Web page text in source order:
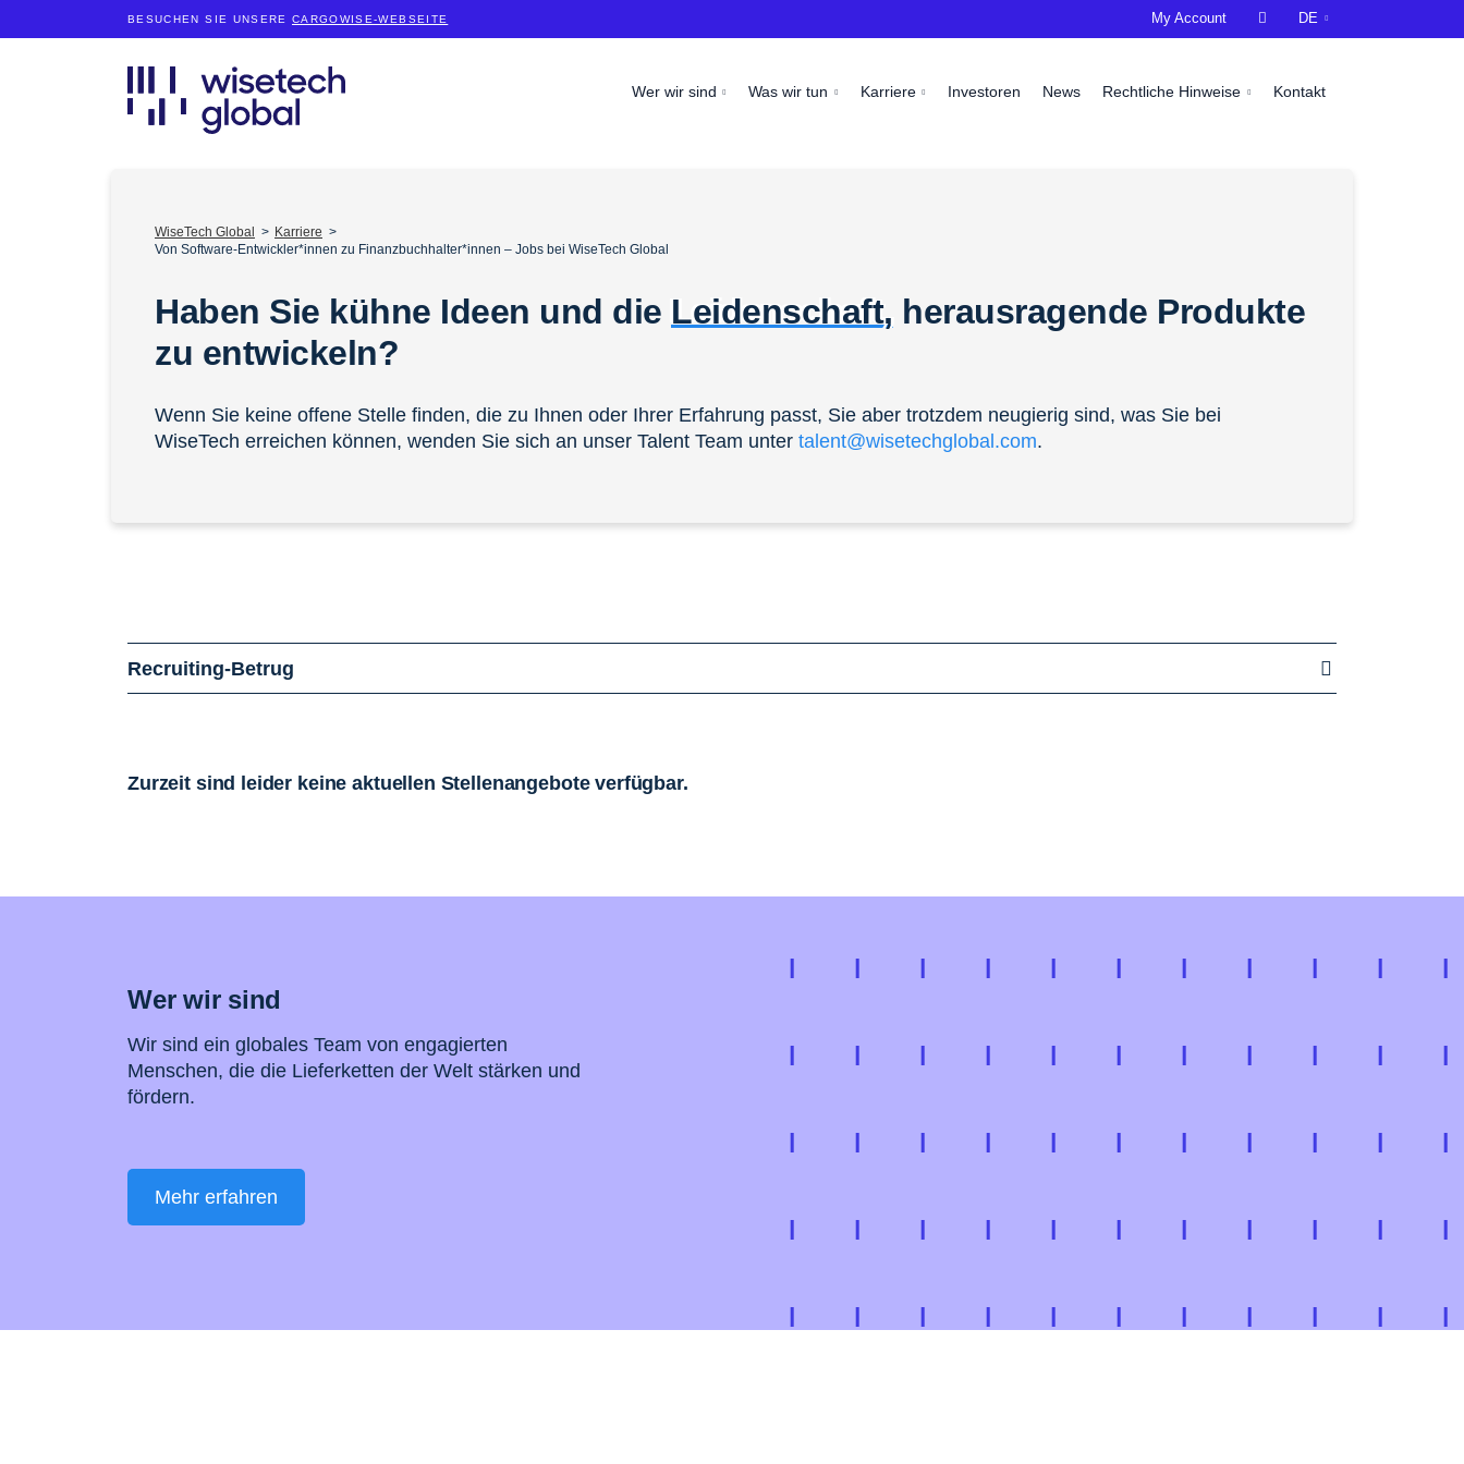
BESUCHEN SIE UNSERE CARGOWISE-WEBSEITE
Wer wir sind Was wir tun Karriere Investoren News Rechtliche Hinweise Kontakt
My Account  DE
WiseTech Global
Karriere
Von Software-Entwickler*innen zu Finanzbuchhalter*innen – Jobs bei WiseTech Global
Haben Sie kühne Ideen und die Leidenschaft, herausragende Produkte
zu entwickeln?
Wenn Sie keine offene Stelle finden, die zu Ihnen oder Ihrer Erfahrung passt, Sie aber trotzdem neugierig sind, was Sie bei
WiseTech erreichen können, wenden Sie sich an unser Talent Team unter talent@wisetechglobal.com.
Recruiting-Betrug
Zurzeit sind leider keine aktuellen Stellenangebote verfügbar.
Wer wir sind
Wir sind ein globales Team von engagierten
Menschen, die die Lieferketten der Welt stärken und
fördern.
Mehr erfahren